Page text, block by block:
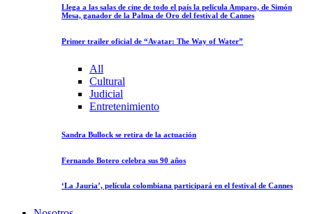
Llega a las salas de cine de todo el país la película Amparo, de Simón
Mesa, ganador de la Palma de Oro del festival de Cannes
Primer trailer oficial de “Avatar: The Way of Water”
All
Cultural
Judicial
Entretenimiento
Sandra Bullock se retira de la actuación
Fernando Botero celebra sus 90 años
‘La Jauria’, película colombiana participará en el festival de Cannes